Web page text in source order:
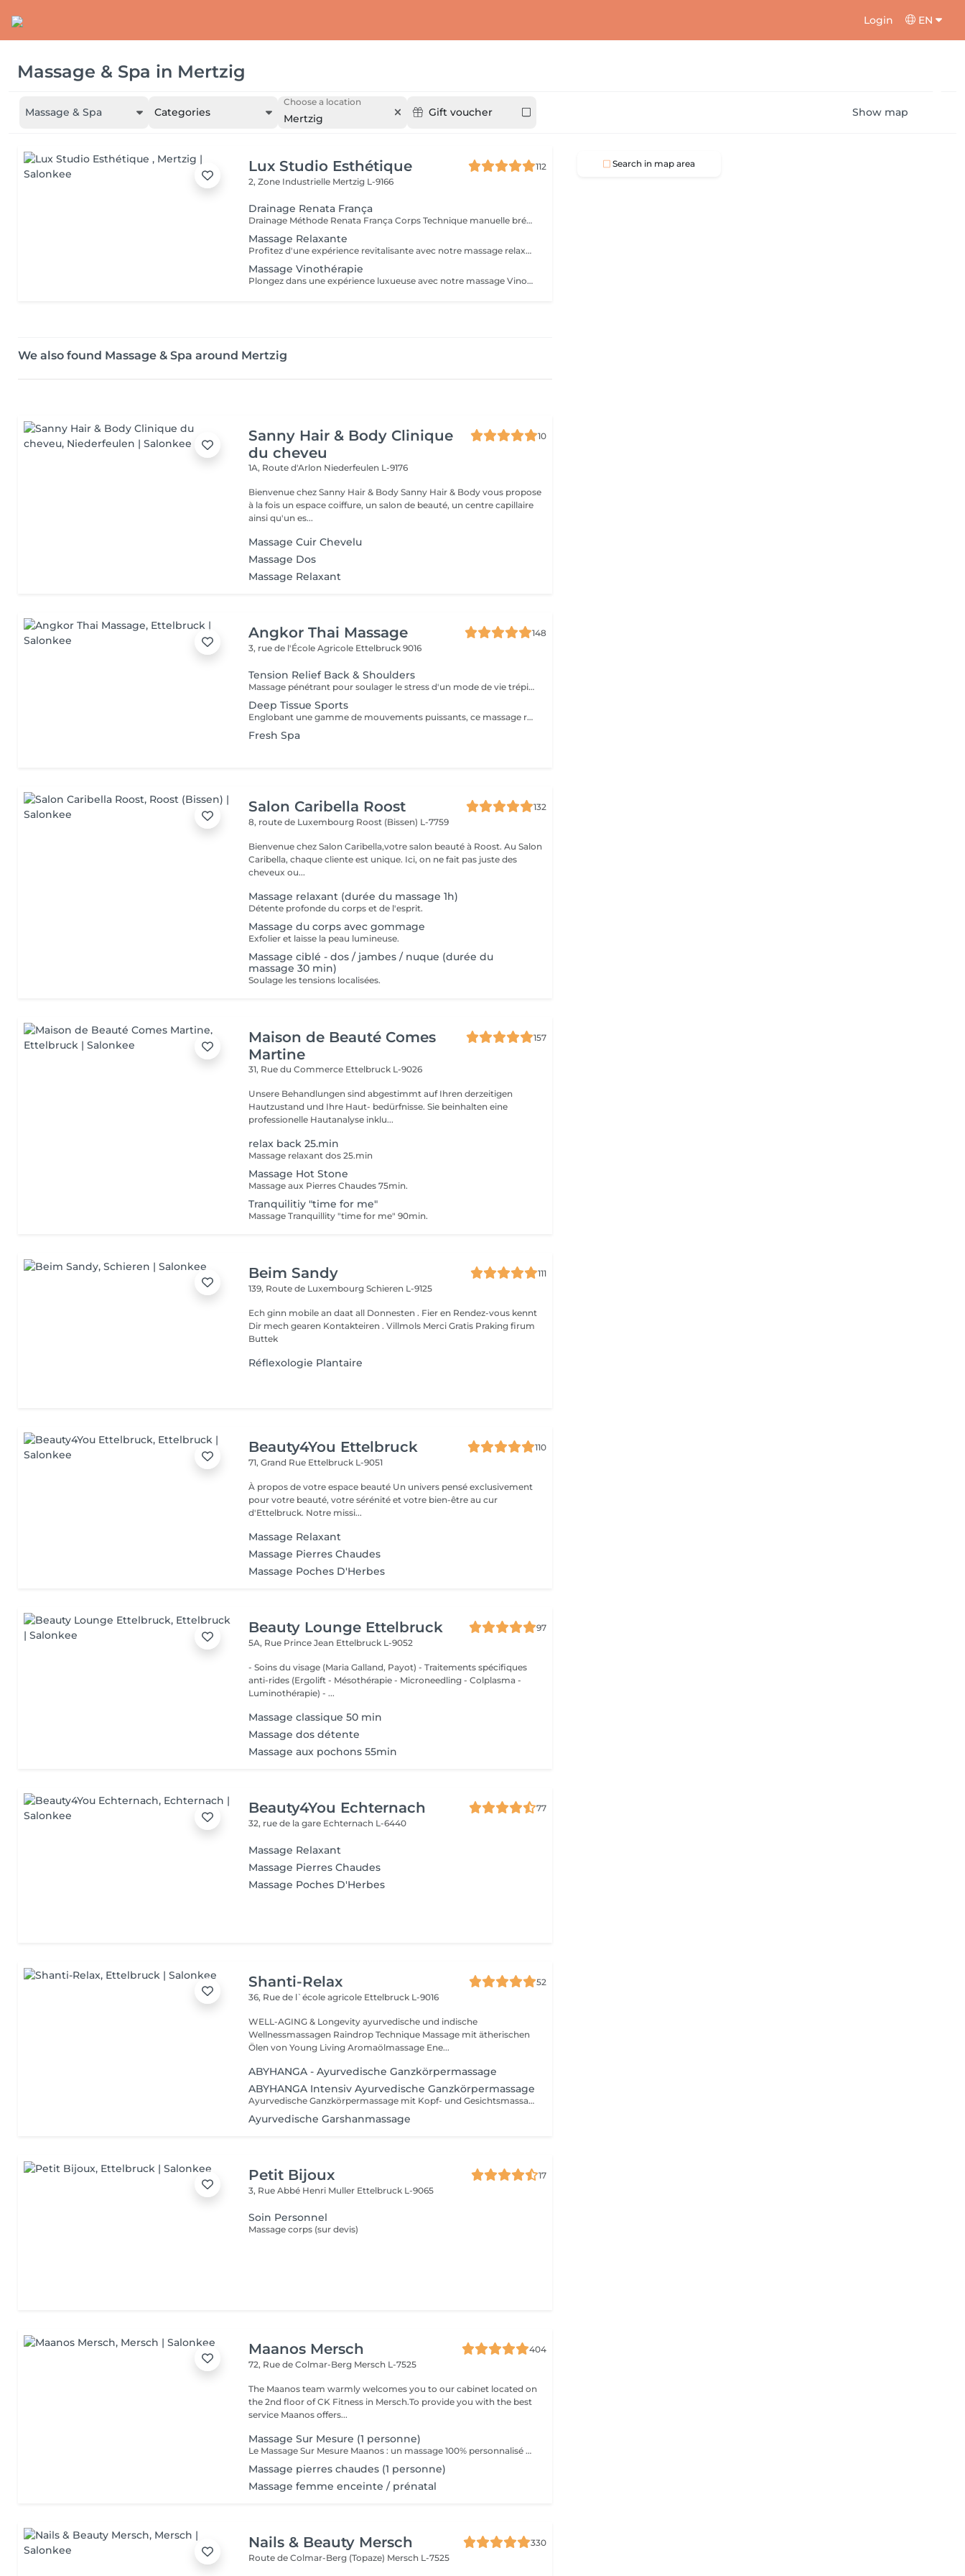
Login EN
Massage & Spa in Mertzig
Massage & Spa Categories
Choose a location
Mertzig Gift voucher Show map
Lux Studio Esthétique
112
2, Zone Industrielle Mertzig L-9166
Drainage Renata França
Drainage Méthode Renata França Corps Technique manuelle brésilienne reconnue pour ses résultats immédiats. Grâce à des manuvres fermes et rythmées, ce soin stimule le système lymphatique, aide à éliminer les toxines et réduit la rétention d'eau. Bienfaits : Jambes légères dès la première séance Réduction des gonflements Silhouette visiblement affinée Sensation de bien-être et de légèreté Idéal en cure pour des résultats durables. Miracle Touch Visage Métode Renata França Soin facial drainant et remodelant offrant un effet lifting naturel immédiat. Il décongestionne le visage, réduit les poches et redonne éclat et fraîcheur à la peau. Bienfaits : Réduction des poches et cernes Visage plus lumineux et reposé Effet liftant naturel Détente profonde Parfait avant un événement ou en cure régulière.
Massage Relaxante
Profitez d'une expérience revitalisante avec notre massage relaxant de 40, 60 ou 90 minutes. Nos esthéticiennes utiliseront des techniques douces pour soulager les tensions musculaires, procurant une sensation de tranquillité. Le temps de préparation et d'installation de la cliente est inclus dans la période choisie, garantissant que chaque minute soit consacrée à votre bien-être. Profitez de ce moment pour rajeunir corps et esprit.
Massage Vinothérapie
Plongez dans une expérience luxueuse avec notre massage Vinothérapie de 40, 60 ou 90 minutes. Nos Esthetcienne experts utiliseront des techniques spécifiques, combinant les bienfaits du raisin pour apaiser vos muscles et offrir une sensation de détente profonde. Le temps de préparation et d'installation de la cliente est inclus dans la durée sélectionnée, garantissant une expérience dédiée à votre bien-être. Laissez-vous emporter par ce moment de délice, revitalisant à la fois votre corps et votre esprit.
We also found Massage & Spa around Mertzig
Sanny Hair & Body Clinique
du cheveu
10
1A, Route d'Arlon Niederfeulen L-9176
Bienvenue chez Sanny Hair & Body Sanny Hair & Body vous propose
à la fois un espace coiffure, un salon de beauté, un centre capillaire
ainsi qu'un es...
Massage Cuir Chevelu
Massage Dos
Massage Relaxant
Angkor Thai Massage
148
3, rue de l'École Agricole Ettelbruck 9016
Tension Relief Back & Shoulders
Massage pénétrant pour soulager le stress d'un mode de vie trépidant ciblant les zones à problèmes de tension et des tissus et muscles conjonctifs du dos raides ou tendus.
Deep Tissue Sports
Englobant une gamme de mouvements puissants, ce massage revigorant combine un massage suédois classique avec des techniques de compression et de points de déclenchement pour réduire la douleur. Réchauffant le corps, il stimule les muscles des cuisses, des épaules, des bras et du dos. Idéal pour les sportifs et les personnes souffrant de tensions
Fresh Spa
Salon Caribella Roost
132
8, route de Luxembourg Roost (Bissen) L-7759
Bienvenue chez Salon Caribella,votre salon beauté à Roost. Au Salon
Caribella, chaque cliente est unique. Ici, on ne fait pas juste des
cheveux ou...
Massage relaxant (durée du massage 1h)
Détente profonde du corps et de l'esprit.
Massage du corps avec gommage
Exfolier et laisse la peau lumineuse.
Massage ciblé - dos / jambes / nuque (durée du
massage 30 min)
Soulage les tensions localisées.
Maison de Beauté Comes
Martine
157
31, Rue du Commerce Ettelbruck L-9026
Unsere Behandlungen sind abgestimmt auf Ihren derzeitigen
Hautzustand und Ihre Haut- bedürfnisse. Sie beinhalten eine
professionelle Hautanalyse inklu...
relax back 25.min
Massage relaxant dos 25.min
Massage Hot Stone
Massage aux Pierres Chaudes 75min.
Tranquilitiy "time for me"
Massage Tranquillity "time for me" 90min.
Beim Sandy
111
139, Route de LuxembourgSchieren L-9125
Ech ginn mobile an daat all Donnesten . Fier en Rendez-vous kennt
Dir mech gearen Kontakteiren . Villmols Merci Gratis Praking firum
Buttek
Réflexologie Plantaire
Beauty4You Ettelbruck
110
71, Grand Rue Ettelbruck L-9051
À propos de votre espace beauté Un univers pensé exclusivement
pour votre beauté, votre sérénité et votre bien-être au cur
d'Ettelbruck. Notre missi...
Massage Relaxant
Massage Pierres Chaudes
Massage Poches D'Herbes
Beauty Lounge Ettelbruck
97
5A, Rue Prince Jean Ettelbruck L-9052
- Soins du visage (Maria Galland, Payot) - Traitements spécifiques
anti-rides (Ergolift - Mésothérapie - Microneedling - Colplasma -
Luminothérapie) - ...
Massage classique 50 min
Massage dos détente
Massage aux pochons 55min
Beauty4You Echternach
77
32, rue de la gare Echternach L-6440
Massage Relaxant
Massage Pierres Chaudes
Massage Poches D'Herbes
Shanti-Relax
52
36, Rue de l`école agricole Ettelbruck L-9016
WELL-AGING & Longevity ayurvedische und indische
Wellnessmassagen Raindrop Technique Massage mit ätherischen
Ölen von Young Living Aromaölmassage Ene...
ABYHANGA - Ayurvedische Ganzkörpermassage
ABYHANGA Intensiv Ayurvedische Ganzkörpermassage
Ayurvedische Ganzkörpermassage mit Kopf- und Gesichtsmassage, entspannendem Fussbad : Die « Königin » der Massagen
Ayurvedische Garshanmassage
Petit Bijoux
17
3, Rue Abbé Henri Muller Ettelbruck L-9065
Soin Personnel
Massage corps (sur devis)
Maanos Mersch
404
72, Rue de Colmar-Berg Mersch L-7525
The Maanos team warmly welcomes you to our cabinet located on
the 2nd floor of CK Fitness in Mersch.To provide you with the best
service Maanos offers...
Massage Sur Mesure (1 personne)
Le Massage Sur Mesure Maanos : un massage 100% personnalisé en fonction de vos besoins et de vos envies !
Massage pierres chaudes (1 personne)
Massage femme enceinte / prénatal
Nails & Beauty Mersch
330
Route de Colmar-Berg (Topaze) Mersch L-7525
Search in map area